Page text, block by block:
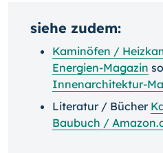
siehe zudem:
Kaminöfen /
Energien-Magazin
Innenarchitektur-
Literatur / Bücher
Baubuch /